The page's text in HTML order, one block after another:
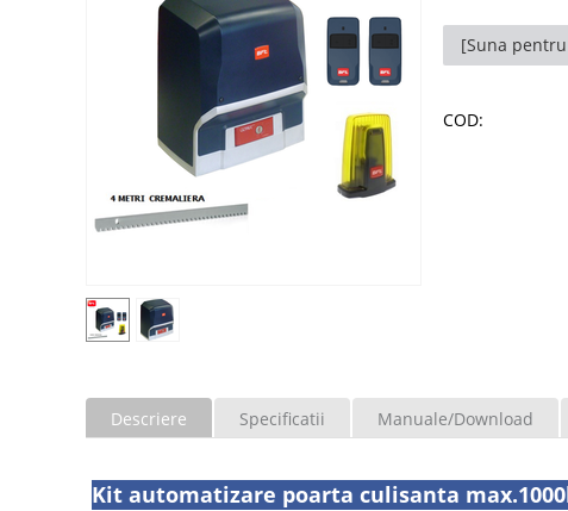
[Suna
COD:
Descriere Specificatii Manuale/Download
Kit automatizare poarta culisanta